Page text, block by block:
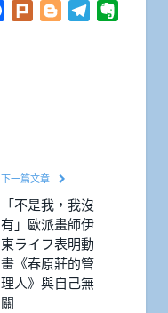
Facebook
Plurk BloggerTelegram
下一篇文章
「不是我，我沒
有」歐派畫師伊
東ライフ表明動
畫《春原莊的管
理人》與自己無
關